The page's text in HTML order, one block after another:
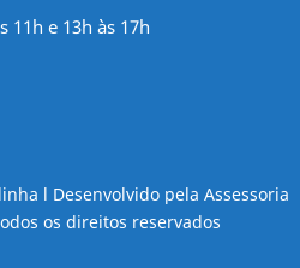
11h e 13h às 17h
l Desenvolvido pela Assessoria
os direitos reservados